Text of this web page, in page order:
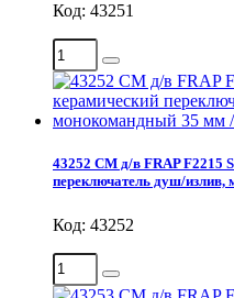
Код: 43251
43252 СМ д/в FRAP F2215
переключатель душ/
Код: 43252